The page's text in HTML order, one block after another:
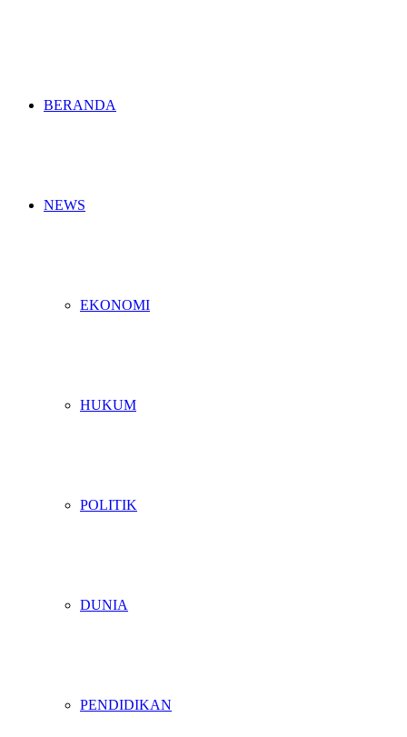
BERANDA
NEWS
EKONOMI
HUKUM
POLITIK
DUNIA
PENDIDIKAN